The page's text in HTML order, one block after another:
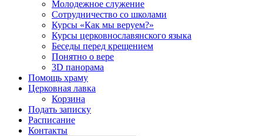
Молодежное служение
Сотрудничество со школами
Курсы «Как мы веруем?»
Курсы церковнославянского языка
Беседы перед крещением
Понятно о вере
3D панорама
Помощь храму
Церковная лавка
Корзина
Подать записку
Расписание
Контакты